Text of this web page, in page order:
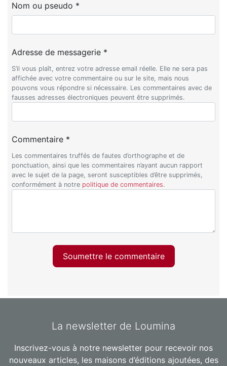
Nom ou pseudo *
Adresse de messagerie *
S’il vous plaît, entrez votre adresse email réelle. Elle ne sera pas
affichée avec votre commentaire ou sur le site, mais nous
pouvons vous répondre si nécessaire. Les commentaires avec de
fausses adresses électroniques peuvent être supprimés.
Commentaire *
Les commentaires truffés de fautes d’orthographe et de
ponctuation, ainsi que les commentaires n’ayant aucun rapport
avec le sujet de la page, seront susceptibles d’être supprimés,
conformément à notre politique de commentaires.
Soumettre le commentaire
La newsletter de Loumina
Inscrivez-vous à notre newsletter pour recevoir nos
nouveaux articles, les maisons d’éditions ajoutées, des